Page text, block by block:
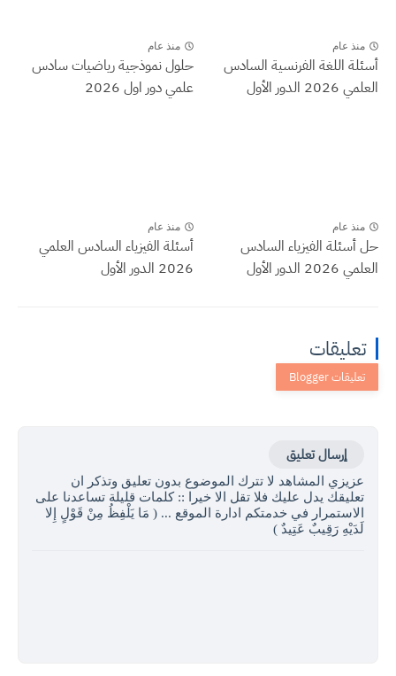
منذ عام
أسئلة اللغة الفرنسية السادس
العلمي 2026 الدور الأول
منذ عام
حلول نموذجية رياضيات سادس
علمي دور اول 2026
منذ عام
حل أسئلة الفيزياء السادس
العلمي 2026 الدور الأول
منذ عام
أسئلة الفيزياء السادس العلمي
2026 الدور الأول
تعليقات
إرسال تعليق
عزيزي المشاهد لا تترك الموضوع بدون تعليق وتذكر ان
تعليقك يدل عليك فلا تقل الا خيرا :: كلمات قليلة تساعدنا على
الاستمرار في خدمتكم ادارة الموقع ... ( مَا يَلْفِظُ مِنْ قَوْلٍ إِلا
لَدَيْهِ رَقِيبٌ عَتِيدٌ )